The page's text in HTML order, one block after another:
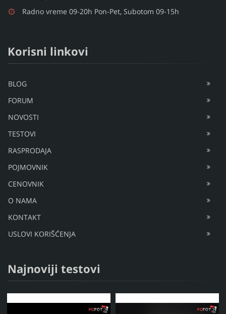
Radno vreme 09-20h Pon-Pet, Subotom 09-15h
Korisni linkovi
BLOG
FORUM
NOVOSTI
TESTOVI
RASPRODAJA
POJMOVNIK
CENOVNIK
O NAMA
KONTAKT
USLOVI KORIŠĆENJA
Najnoviji testovi